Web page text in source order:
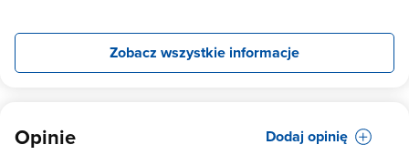
Zobacz wszystkie informacje
Opinie Dodaj opinię